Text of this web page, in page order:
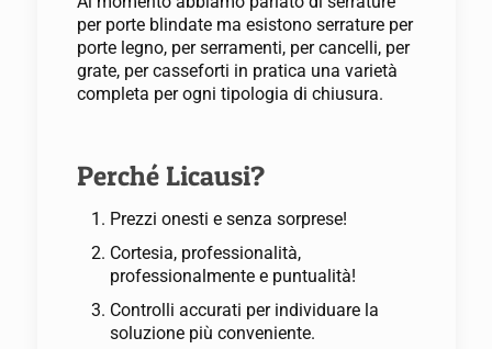
per porte blindate ma esistono serrature per
porte legno, per serramenti, per cancelli, per
grate, per casseforti in pratica una varietà
completa per ogni tipologia di chiusura.
Perché Licausi?
Prezzi onesti e senza sorprese!
Cortesia, professionalità,
professionalmente e puntualità!
Controlli accurati per individuare la
soluzione più conveniente.